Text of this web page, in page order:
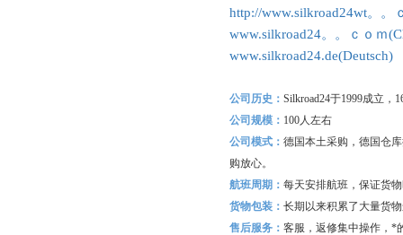
http://www.silkroad24wt。。
www.silkroad24。。ｃｏｍ
www.silkroad24.de(Deutsch)
公司历史： Silkroad24于1999成立，
公司规模： 100人左右
公司模式： 德国本土采购，德国仓
购放心。
航班周期： 每天安排航班，保证货
货物包装： 长期以来积累了大量货
售后服务： 客服，返修集中操作，*